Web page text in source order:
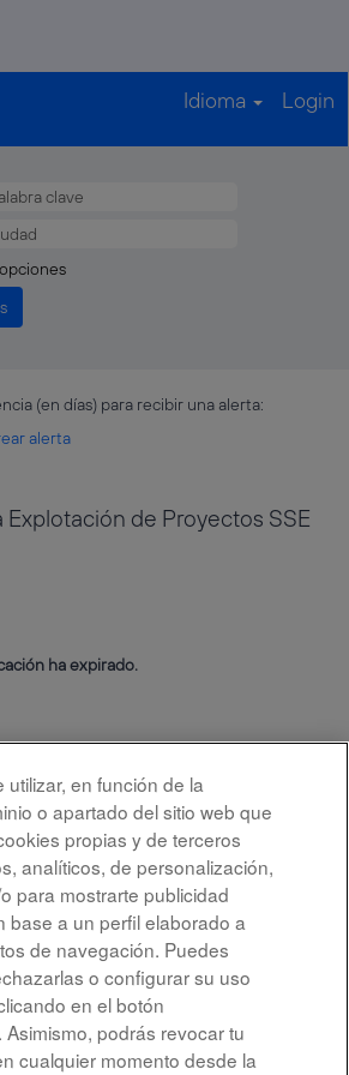
Idioma Login
(en días) para recibir una alerta:
alerta
de Proyectos SSE
ha expirado.
Aviso legal
utilizar, en función de la
o apartado del sitio web que
propias y de terceros
analíticos, de personalización,
para mostrarte publicidad
base a un perfil elaborado a
de navegación. Puedes
o configurar su uso
en el botón
podrás revocar tu
cualquier momento desde la